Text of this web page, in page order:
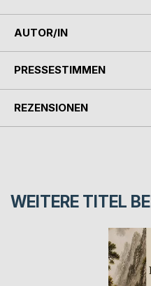
AUTOR/IN
PRESSESTIMMEN
REZENSIONEN
WEITERE TITEL BEI